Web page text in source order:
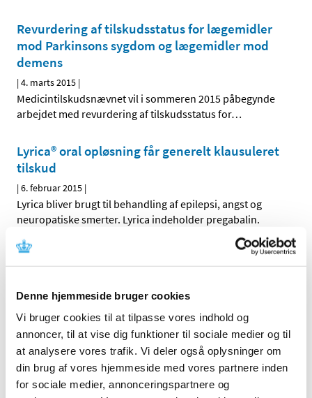
Denne hjemmeside bruger cookies
Vi bruger cookies til at tilpasse vores indhold og
annoncer, til at vise dig funktioner til sociale medier og til
at analysere vores trafik. Vi deler også oplysninger om
din brug af vores hjemmeside med vores partnere inden
for sociale medier, annonceringspartnere og
Revurdering af tilskudsstatus for lægemidler
mod Parkinsons sygdom og lægemidler mod
demens
|4. marts 2015 |
Medicintilskudsnævnet vil i sommeren 2015 påbegynde
arbejdet med revurdering af tilskudsstatus for…
Lyrica® oral opløsning får generelt klausuleret
tilskud
|6. februar 2015 |
Lyrica bliver brugt til behandling af epilepsi, angst og
neuropatiske smerter. Lyrica indeholder pregabalin.
Voltabak® får generelt tilskud
Voltabak øjendråber bliver brugt til behandling af gener
Daivobet gel m applikator® får generelt tilskud
|28. januar 2015|
Sundhedsstyrelsen giver generelt tilskud til Daivobet gel